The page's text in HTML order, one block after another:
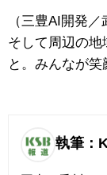
（三豊AI開発
そして周辺の
と。みんなが笑
執筆：